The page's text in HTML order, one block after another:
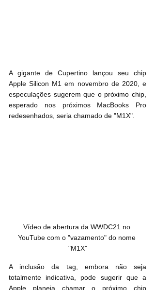
A gigante de Cupertino lançou seu chip
Apple Silicon M1 em novembro de 2020, e
especulações sugerem que o próximo chip,
esperado nos próximos MacBooks Pro
redesenhados, seria chamado de "M1X".
Vídeo de abertura da WWDC21 no
YouTube com o "vazamento" do nome
"M1X"
A inclusão da tag, embora não seja
totalmente indicativa, pode sugerir que a
Apple planeja chamar o próximo chip